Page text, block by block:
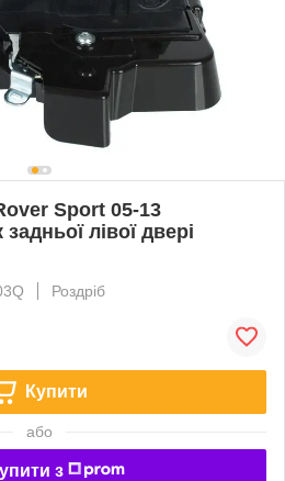
Sport 05-13
лівої двері
Роздріб
Купити
або
з